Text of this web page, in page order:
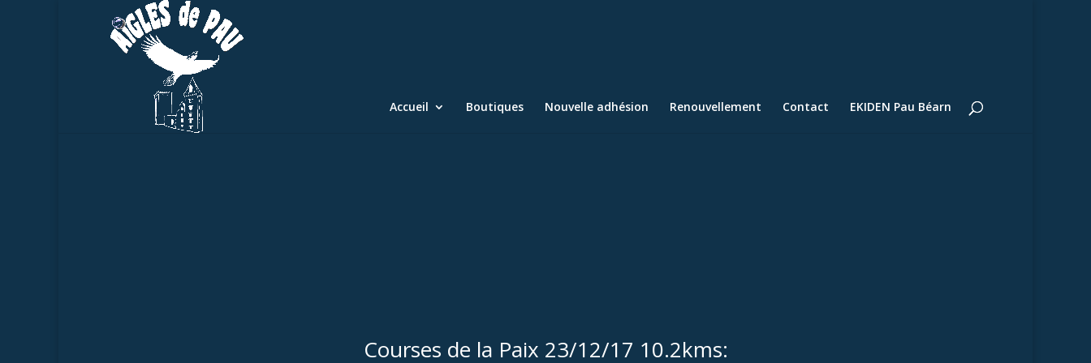
Accueil Boutiques Nouvelle adhésion Renouvellement Contact EKIDEN Pau Béarn
Courses de la Paix 23/12/17 10.2kms: